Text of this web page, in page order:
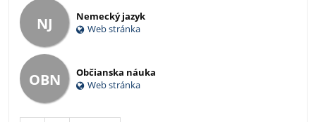
NJ
Nemecký jazyk
Web stránka
OBN
Občianska náuka
Web stránka